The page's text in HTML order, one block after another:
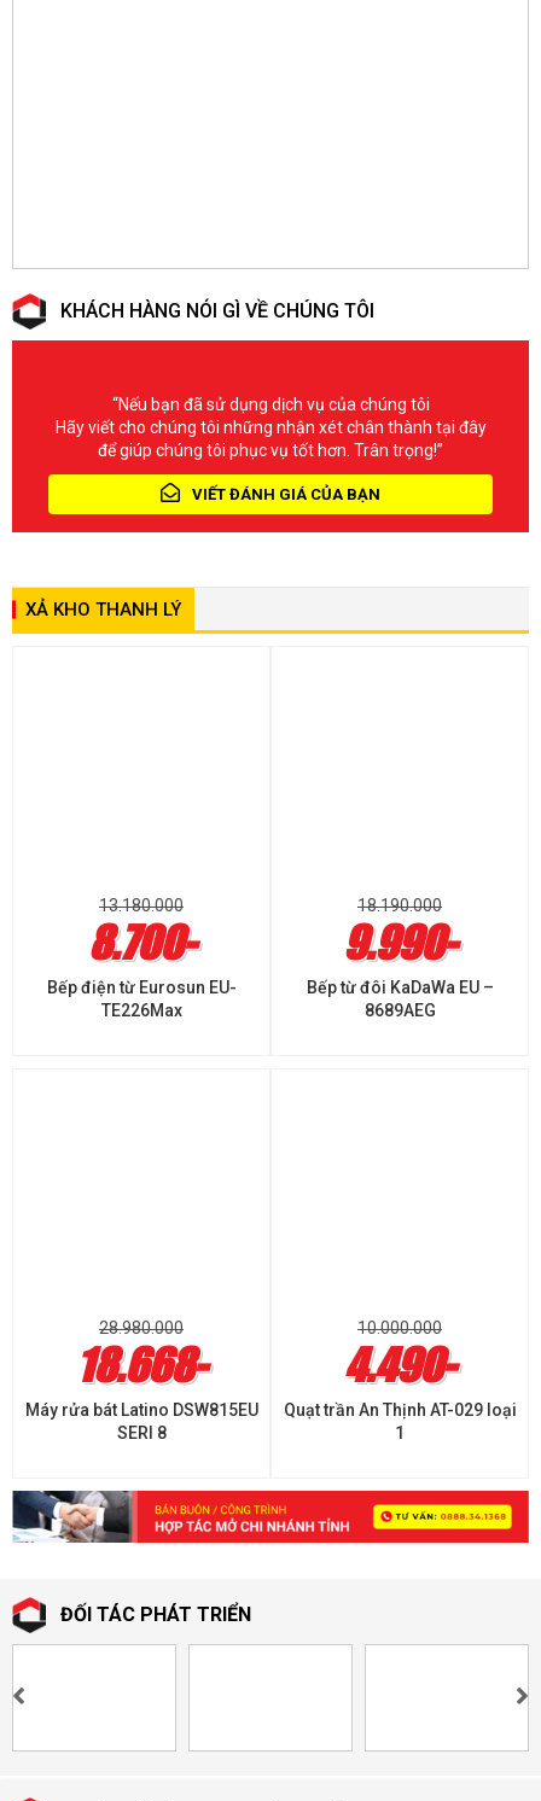
KHÁCH HÀNG NÓI GÌ VỀ CHÚNG TÔI
“Nếu bạn đã sử dụng dịch vụ của chúng tôi
Hãy viết cho chúng tôi những nhận xét chân thành tại đây
để giúp chúng tôi phục vụ tốt hơn. Trân trọng!”
VIẾT ĐÁNH GIÁ CỦA BẠN
XẢ KHO THANH LÝ
13.180.000
8.700-
Bếp điện từ Eurosun EU-
TE226Max
18.190.000
9.990-
Bếp từ đôi KaDaWa EU –
8689AEG
28.980.000
18.668-
Máy rửa bát Latino DSW815EU
SERI 8
10.000.000
4.490-
Quạt trần An Thịnh AT-029 loại
1
ĐỐI TÁC PHÁT TRIỂN